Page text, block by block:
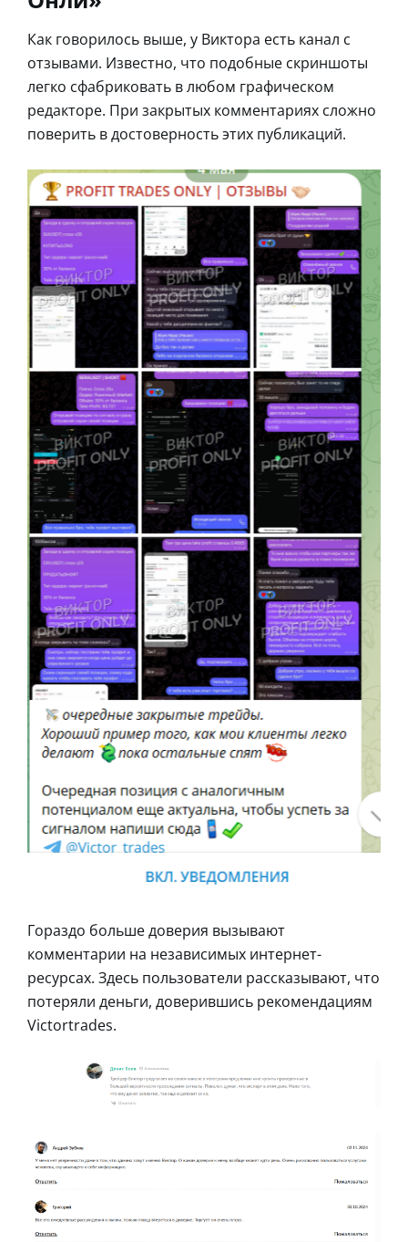
Как говорилось выше, у Виктора есть канал с
отзывами. Известно, что подобные скриншоты
легко сфабриковать в любом графическом
редакторе. При закрытых комментариях сложно
поверить в достоверность этих публикаций.
Гораздо больше доверия вызывают
комментарии на независимых интернет-
ресурсах. Здесь пользователи рассказывают, что
потеряли деньги, доверившись рекомендациям
Victortrades.